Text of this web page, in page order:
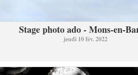
Stage photo ado - Mons-en-
jeudi 10 fév. 2022